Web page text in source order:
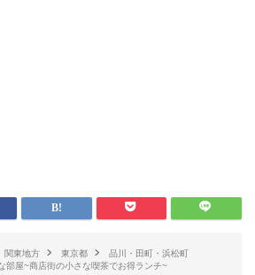
関東地方 東京都
品川・田町・浜松町
部屋~商店街の小さな喫茶でお得ランチ~